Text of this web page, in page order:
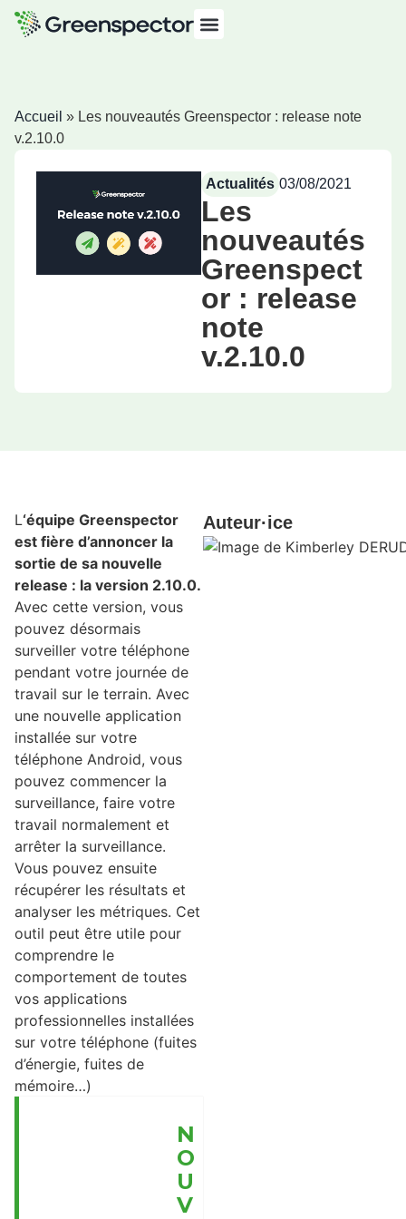
Accueil » Les nouveautés Greenspector : release note
v.2.10.0
Actualités 03/08/2021
Les
nouveautés
Greenspect
or : release
note
v.2.10.0
L‘équipe Greenspector
est fière d’annoncer la
sortie de sa nouvelle
release : la version 2.10.0.
Avec cette version, vous
pouvez désormais
surveiller votre téléphone
pendant votre journée de
travail sur le terrain. Avec
une nouvelle application
installée sur votre
téléphone Android, vous
pouvez commencer la
surveillance, faire votre
travail normalement et
arrêter la surveillance.
Vous pouvez ensuite
récupérer les résultats et
analyser les métriques. Cet
outil peut être utile pour
comprendre le
comportement de toutes
vos applications
professionnelles installées
sur votre téléphone (fuites
d’énergie, fuites de
mémoire…)
N
O
U
V
Auteur·ice